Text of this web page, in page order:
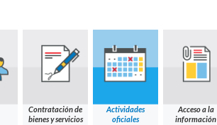
Contratación de
bienes y servicios
Actividades
oficiales
Acceso a la
información